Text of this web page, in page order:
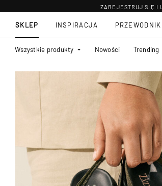
ZAREJESTRUJ SIĘ I
SKLEP
Wszystkie produkty Nowości Trending
INSPIRACJA